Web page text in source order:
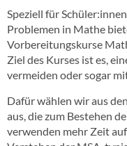
Speziell für
Problemen in Mathe
Vorbereitungskurse
Ziel des Kurses ist es,
vermeiden oder sogar
Dafür wählen wir aus
aus, die zum Bestehen
verwenden mehr Zeit